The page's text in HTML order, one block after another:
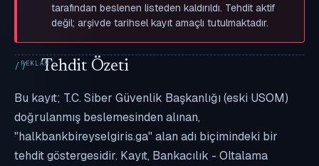
tarafından beslenen listeden kaldırıldı. Tehdit aktif
değil; arşivde tarihsel kayıt amaçlı tutulmaktadır.
Tehdit Özeti
Bu kayıt; T.C. Siber Güvenlik Başkanlığı (eski USOM)
doğrulanmış beslemesinden alınan,
"halkbankbireyselgiris.ga" alan adı biçimindeki bir
tehdit göstergesidir. Kayıt, Bankacılık - Oltalama